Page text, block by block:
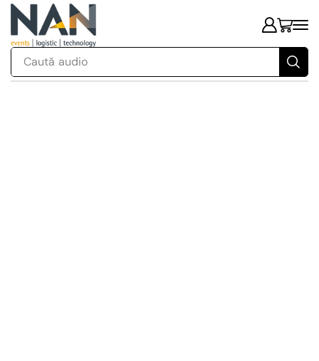
Caută audio